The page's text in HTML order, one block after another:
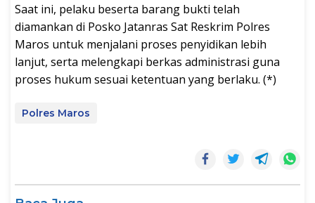
Saat ini, pelaku beserta barang bukti telah
diamankan di Posko Jatanras Sat Reskrim Polres
Maros untuk menjalani proses penyidikan lebih
lanjut, serta melengkapi berkas administrasi guna
proses hukum sesuai ketentuan yang berlaku. (*)
Polres Maros